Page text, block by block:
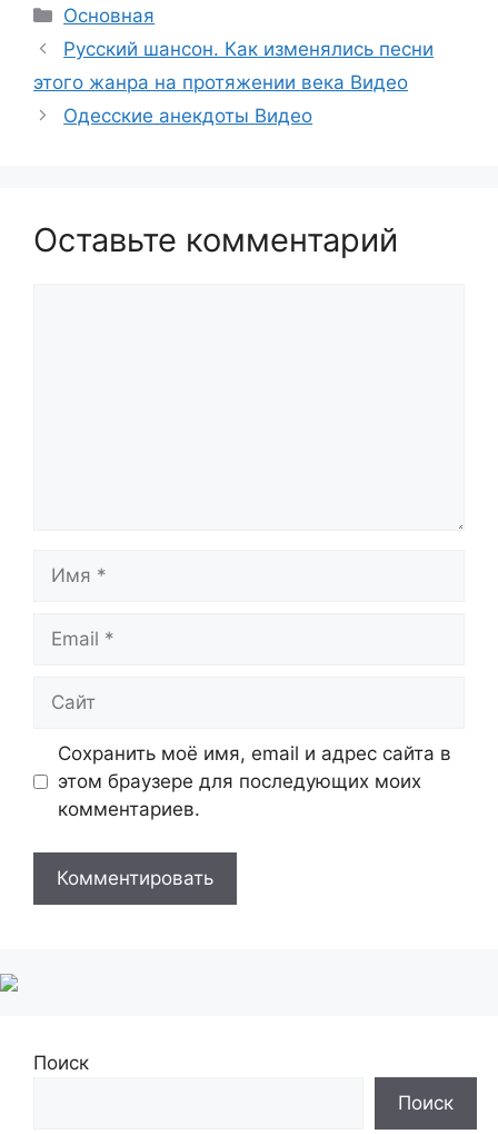
Рубрики
Основная
Русский шансон. Как изменялись песни
этого жанра на протяжении века Видео
Одесские анекдоты Видео
Оставьте комментарий
Имя
Email
Сайт
Сохранить моё имя, email и адрес сайта в
этом браузере для последующих моих
комментариев.
Поиск
Поиск